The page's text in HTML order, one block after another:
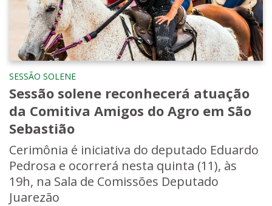
SESSÃO SOLENE
Sessão solene reconhecerá atuação
da Comitiva Amigos do Agro em São
Sebastião
Cerimônia é iniciativa do deputado Eduardo
Pedrosa e ocorrerá nesta quinta (11), às
19h, na Sala de Comissões Deputado
Juarezão